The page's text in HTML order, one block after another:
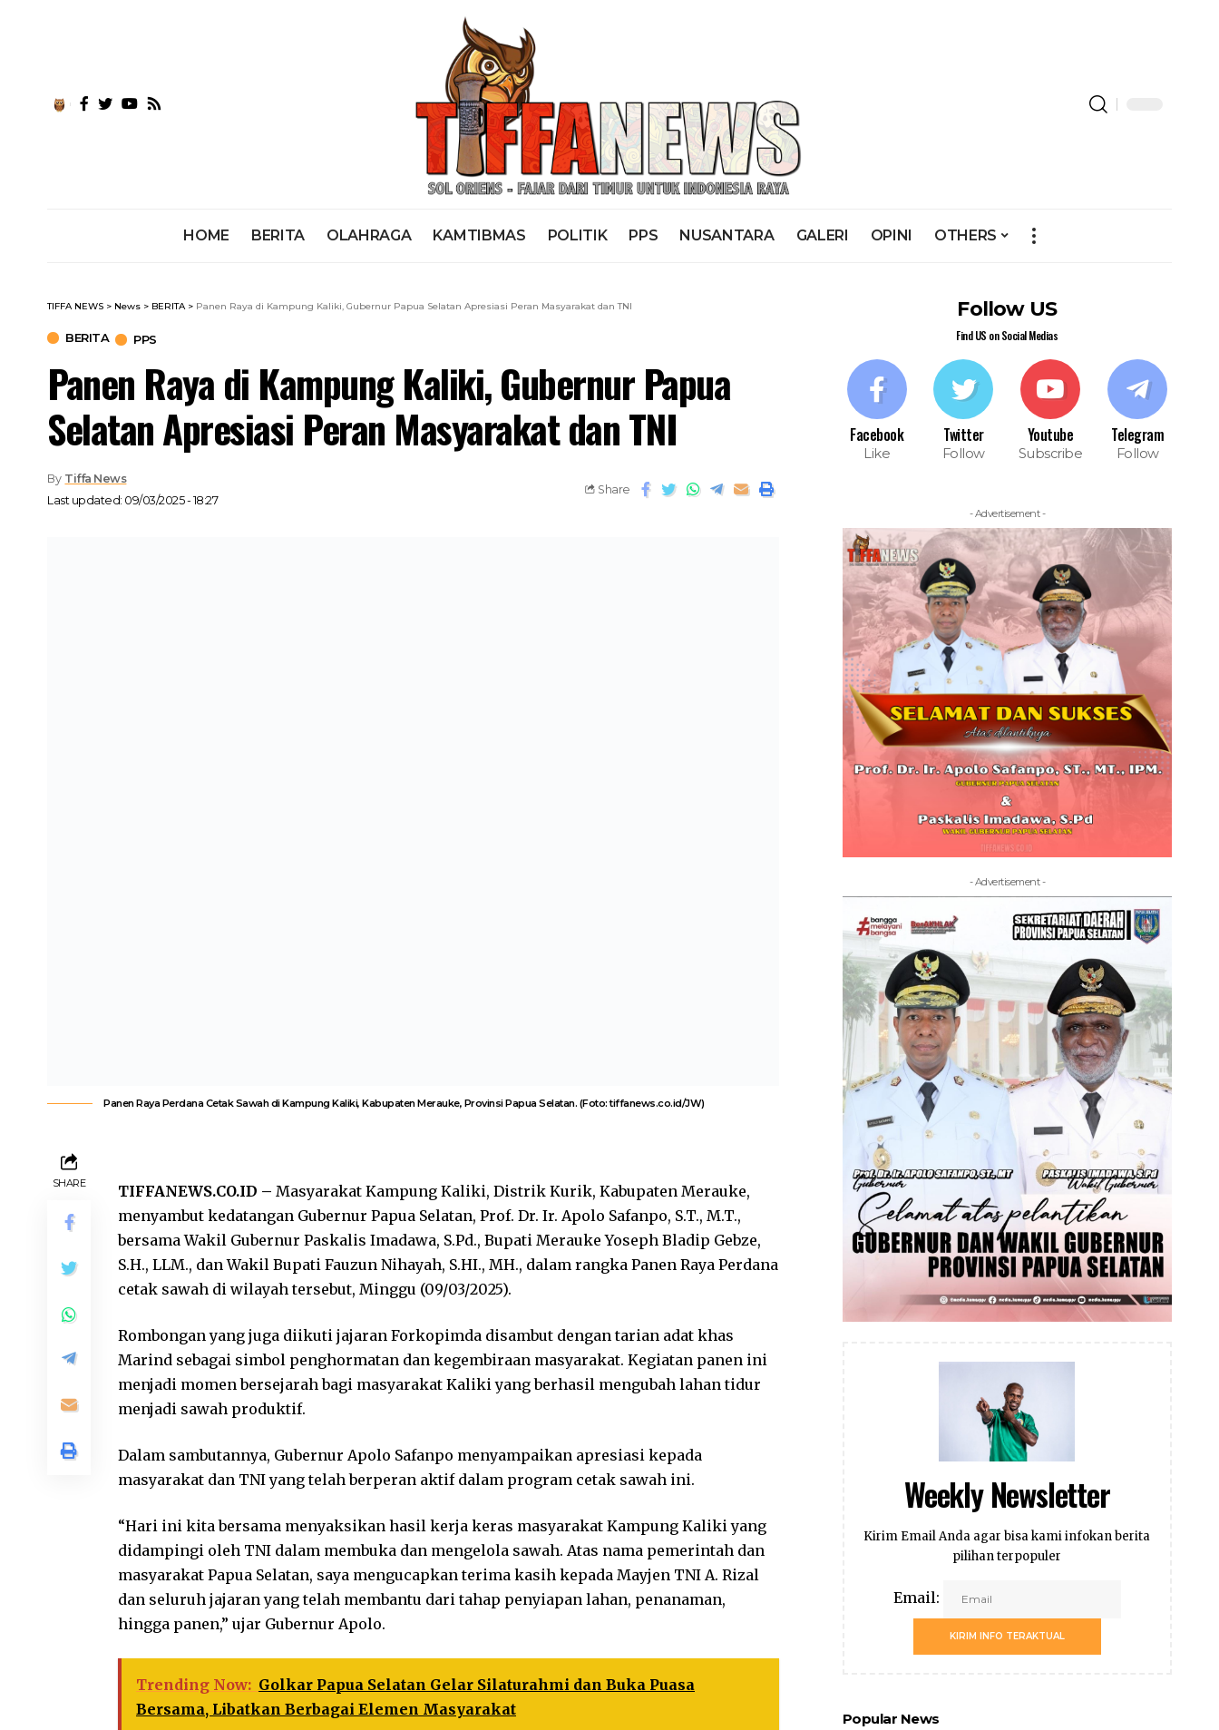
HOME BERITA OLAHRAGA KAMTIBMAS POLITIK PPS NUSANTARA GALERI OPINI OTHERS
TIFFA NEWS > News > BERITA> Panen Raya di Kampung Kaliki, Gubernur Papua Selatan Apresiasi Peran Masyarakat dan TNI
BERITA PPS
Panen Raya di Kampung Kaliki, Gubernur Papua
Selatan Apresiasi Peran Masyarakat dan TNI
Last updated: 09/03/2025 - 18:27
By Tiffa News
Share
Panen Raya Perdana Cetak Sawah di Kampung Kaliki, Kabupaten Merauke, Provinsi Papua Selatan. (Foto: tiffanews.co.id/JW)
SHARE TIFFANEWS.CO.ID – Masyarakat Kampung Kaliki, Distrik Kurik, Kabupaten Merauke,
menyambut kedatangan Gubernur Papua Selatan, Prof. Dr. Ir. Apolo Safanpo, S.T., M.T.,
bersama Wakil Gubernur Paskalis Imadawa, S.Pd., Bupati Merauke Yoseph Bladip Gebze,
S.H., LLM., dan Wakil Bupati Fauzun Nihayah, S.HI., MH., dalam rangka Panen Raya Perdana
cetak sawah di wilayah tersebut, Minggu (09/03/2025).
Rombongan yang juga diikuti jajaran Forkopimda disambut dengan tarian adat khas
Marind sebagai simbol penghormatan dan kegembiraan masyarakat. Kegiatan panen ini
menjadi momen bersejarah bagi masyarakat Kaliki yang berhasil mengubah lahan tidur
menjadi sawah produktif.
Dalam sambutannya, Gubernur Apolo Safanpo menyampaikan apresiasi kepada
masyarakat dan TNI yang telah berperan aktif dalam program cetak sawah ini.
“Hari ini kita bersama menyaksikan hasil kerja keras masyarakat Kampung Kaliki yang
didampingi oleh TNI dalam membuka dan mengelola sawah. Atas nama pemerintah dan
masyarakat Papua Selatan, saya mengucapkan terima kasih kepada Mayjen TNI A. Rizal
dan seluruh jajaran yang telah membantu dari tahap penyiapan lahan, penanaman,
hingga panen,” ujar Gubernur Apolo.
Trending Now: Golkar Papua Selatan Gelar Silaturahmi dan Buka Puasa
Bersama, Libatkan Berbagai Elemen Masyarakat
Follow US
Find US on Social Medias
Facebook
Like
Twitter
Follow
Youtube
Subscribe
Telegram
Follow
- Advertisement -
- Advertisement -
Weekly Newsletter
Kirim Email Anda agar bisa kami infokan berita
pilihan terpopuler
Email:
KIRIM INFO TERAKTUAL
Popular News